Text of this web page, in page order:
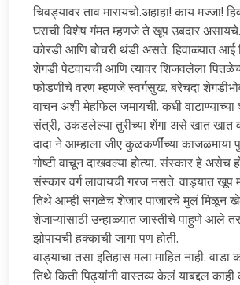
चिवड्यावर ताव मारायचो.अहाहा! काय मज्जा!
घराची विशेष गंमत म्हणजे ते खूप उबदार
कोरडी आणि बोचरी थंडी असते. हिवाळ्यात आई
शेगडी पेटवायची आणि त्यावर शिजवलेला
फोडणीचे वरण म्हणजे स्वर्गसुख. बरेचदा
वाचन अशी मेहफिल जमायची. कधी
संत्री, उकडलेल्या तुरीच्या शेंगा असे खात खात
दादा ने आम्हाला जीए कुळकर्णींच्या काजळमाया
गोष्टी वाचून दाखवल्या होत्या. संस्कार हे असेच
संस्कार वर्ग लावायची गरज नसते. वाड्यात खूप
तिथे आम्ही सगळेच शेजार पाजारचे मुलं मिळून
शेजाऱ्यांसाठी उन्हाळ्यात जास्तीचे पाहुणे आले
झोपायची हक्काची जागा पण होती.
वाड्याचा तसा इतिहास मला माहित नाही. वाडा
तिथे किती पिढ्यांनी वास्तव्य केलं याबद्दल काही